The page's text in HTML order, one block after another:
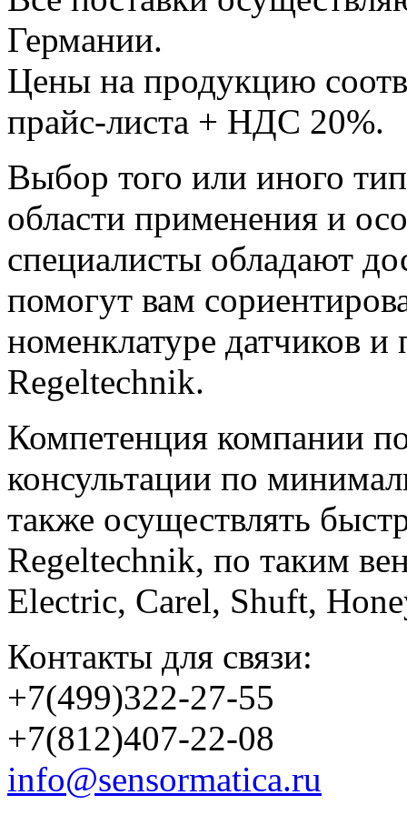
Германии.
Цены на продукцию
прайс-листа + НДС 20%.
Выбор того или иного
области применения и
специалисты обладают
помогут вам
номенклатуре датчиков и
Regeltechnik.
Компетенция компании
консультации по
также осуществлять
Regeltechnik, по таким
Electric, Carel, Shuft,
Контакты для связи:
+7(499)322-27-55
+7(812)407-22-08
info@sensormatica.ru